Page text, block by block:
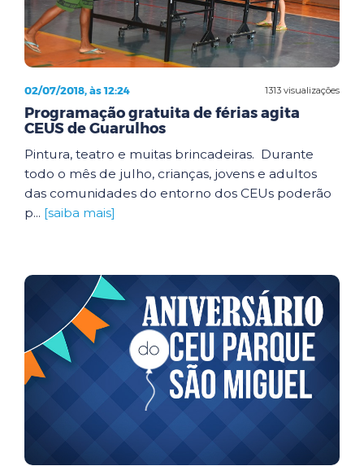
1313 visualizações
02/07/2018, às 12:24
Programação gratuita de férias agita
CEUS de Guarulhos
Pintura, teatro e muitas brincadeiras. Durante
todo o mês de julho, crianças, jovens e adultos
das comunidades do entorno dos CEUs poderão
p... [saiba mais]